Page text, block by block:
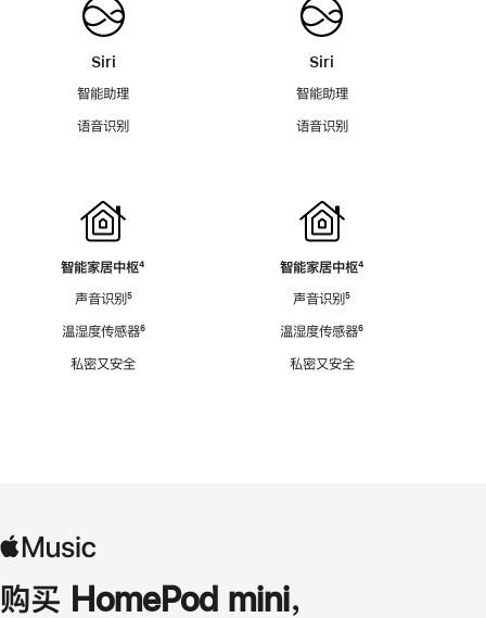
Siri
智能助理
语音识别
智能家居中枢脚
⁴
声音识别脚
⁵
温湿度传感器脚
⁶
私密又安全
Siri
智能助理
语音识别
智能家居中枢脚
⁴
声音识别脚
⁵
温湿度传感器脚
⁶
私密又安全
购买 HomePod mini，